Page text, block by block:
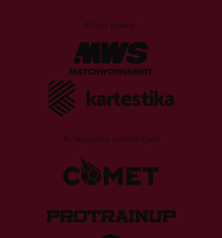
Mūsu draugi
Ar lepnumu izmantojam